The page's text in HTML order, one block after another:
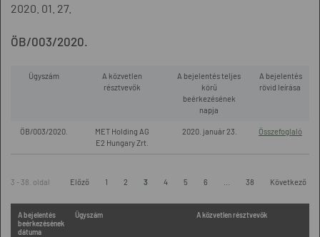
2020. 01. 27.
ÖB/003/2020.
Ügyszám
A közvetlen
résztvevők
A bejelentés teljes
körű
beérkezésének
napja
A bejelentés
rövid leírása
ÖB/003/2020.
MET Holding AG
E2 Hungary Zrt.
2020. január 23. Összefoglaló
3 - 38. oldal Előző 1 2 3 4 5 6 38 Következő
A bejelentés
beérkezésének
dátuma
Ügyszám A közvetlen résztvevők